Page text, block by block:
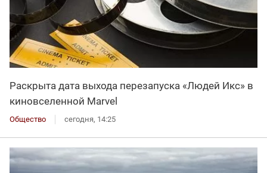
Раскрыта дата выхода перезапуска «Людей Икс» в
киновселенной Marvel
Общество сегодня, 14:25